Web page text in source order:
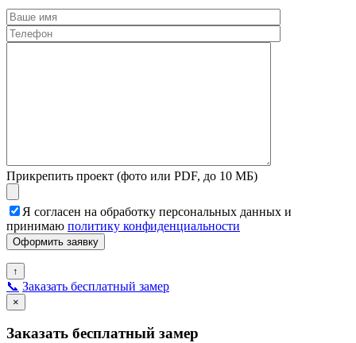
Прикрепить проект (фото или PDF, до 10 МБ)
Я согласен на обработку персональных данных и
принимаю политику конфиденциальности
↑
📞 Заказать бесплатный замер
×
Заказать бесплатный замер